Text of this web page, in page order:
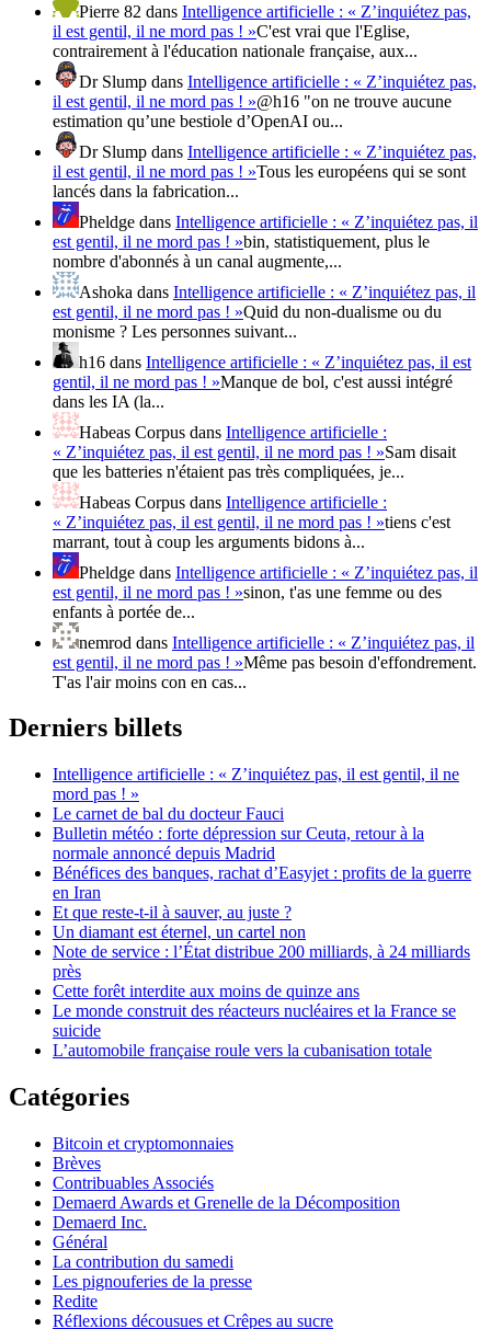
Pierre 82 dans Intelligence artificielle : « Z’inquiétez pas,
il est gentil, il ne mord pas ! »C'est vrai que l'Eglise,
contrairement à l'éducation nationale française, aux...
Dr Slump dans Intelligence artificielle : « Z’inquiétez pas,
il est gentil, il ne mord pas ! »@h16 "on ne trouve aucune
estimation qu’une bestiole d’OpenAI ou...
Dr Slump dans Intelligence artificielle : « Z’inquiétez pas,
il est gentil, il ne mord pas ! »Tous les européens qui se sont
lancés dans la fabrication...
Pheldge dans Intelligence artificielle : « Z’inquiétez pas, il
est gentil, il ne mord pas ! »bin, statistiquement, plus le
nombre d'abonnés à un canal augmente,...
Ashoka dans Intelligence artificielle : « Z’inquiétez pas, il
est gentil, il ne mord pas ! »Quid du non-dualisme ou du
monisme ? Les personnes suivant...
h16 dans Intelligence artificielle : « Z’inquiétez pas, il est
gentil, il ne mord pas ! »Manque de bol, c'est aussi intégré
dans les IA (la...
Habeas Corpus dans Intelligence artificielle :
« Z’inquiétez pas, il est gentil, il ne mord pas ! »Sam disait
que les batteries n'étaient pas très compliquées, je...
Habeas Corpus dans Intelligence artificielle :
« Z’inquiétez pas, il est gentil, il ne mord pas ! »tiens c'est
marrant, tout à coup les arguments bidons à...
Pheldge dans Intelligence artificielle : « Z’inquiétez pas, il
est gentil, il ne mord pas ! »sinon, t'as une femme ou des
enfants à portée de...
nemrod dans Intelligence artificielle : « Z’inquiétez pas, il
est gentil, il ne mord pas ! »Même pas besoin d'effondrement.
T'as l'air moins con en cas...
Derniers billets
Intelligence artificielle : « Z’inquiétez pas, il est gentil, il ne
mord pas ! »
Le carnet de bal du docteur Fauci
Bulletin météo : forte dépression sur Ceuta, retour à la
normale annoncé depuis Madrid
Bénéfices des banques, rachat d’Easyjet : profits de la guerre
en Iran
Et que reste-t-il à sauver, au juste ?
Un diamant est éternel, un cartel non
Note de service : l’État distribue 200 milliards, à 24 milliards
près
Cette forêt interdite aux moins de quinze ans
Le monde construit des réacteurs nucléaires et la France se
suicide
L’automobile française roule vers la cubanisation totale
Catégories
Bitcoin et cryptomonnaies
Brèves
Contribuables Associés
Demaerd Awards et Grenelle de la Décomposition
Demaerd Inc.
Général
La contribution du samedi
Les pignouferies de la presse
Redite
Réflexions décousues et Crêpes au sucre